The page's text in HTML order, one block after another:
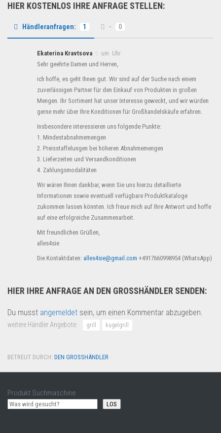
HIER KOSTENLOS IHRE ANFRAGE STELLEN:
Händleranfragen: 1 - 0
Ekaterina Kravtsova
um Uhr
Sehr geehrte Damen und Herren,
ich hoffe, es geht Ihnen gut. Wir sind auf der Suche nach einem
zuverlässigen Partner für den Einkauf von Produkten in großen
Mengen. Ihr Sortiment hat unser Interesse geweckt, und wir würden
gerne mehr über Ihre Konditionen für Großhandelskäufe erfahren.
Insbesondere interessieren uns folgende Punkte:
1. Mindestabnahmemengen
2. Preisstaffelungen bei höheren Abnahmemengen
3. Lieferzeiten und Versandkonditionen
4. Zahlungsmodalitäten
Wir wären Ihnen dankbar, wenn Sie uns hierzu detaillierte
Informationen sowie eventuell verfügbare Produktkataloge
zukommen lassen könnten. Ich freue mich auf Ihre Antwort und hoffe
auf eine erfolgreiche Zusammenarbeit.
Mit freundlichen Grüßen,
alles4sie
Die Kontaktdaten: alles4sie@gmail.com +4917660998954 (WhatsApp)
HIER IHRE ANFRAGE AN DEN GROSSHÄNDLER SENDEN:
Du musst angemeldet sein, um einen Kommentar abzugeben.
weitere Händler Angebote: grill kugelgrill
BETREUT DURCH: DEN GROSSHÄNDLER ·
Produkt Suchmaschine
LOS